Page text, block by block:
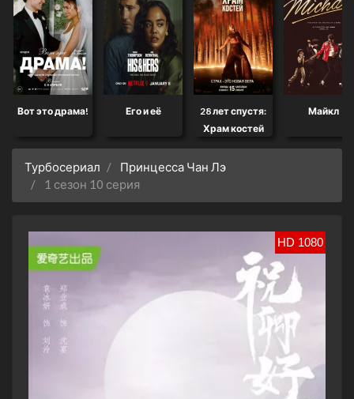
Вот это драма! Его и её
28 лет спустя:
Храм костей
Майкл
Турбосериал
Принцесса Чан Лэ
1 сезон 10 серия
HD 1080